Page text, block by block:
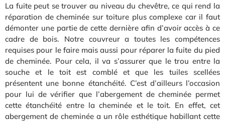
La fuite peut se trouver au niveau du chevêtre, ce qui rend la
réparation de cheminée sur toiture plus complexe car il faut
démonter une partie de cette dernière afin d’avoir accès à ce
cadre de bois. Notre couvreur a toutes les compétences
requises pour le faire mais aussi pour réparer la fuite du pied
de cheminée. Pour cela, il va s’assurer que le trou entre la
souche et le toit est comblé et que les tuiles scellées
présentent une bonne étanchéité. C’est d’ailleurs l’occasion
pour lui de vérifier que l’abergement de cheminée permet
cette étanchéité entre la cheminée et le toit. En effet, cet
abergement de cheminée a un rôle esthétique habillant cette